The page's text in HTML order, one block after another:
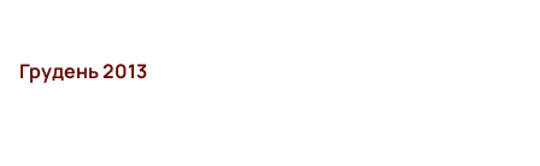
Грудень 2013